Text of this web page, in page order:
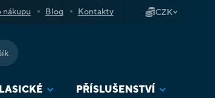
nákupu Blog Kontakty CZK
NÁKUPNÍ
KOŠÍK
PŘÍSLUŠENSTVÍ